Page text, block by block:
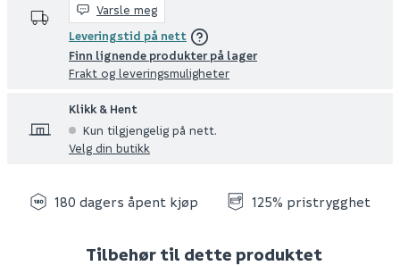
Varsle meg
Leveringstid på nett
Finn lignende produkter på lager
Frakt og leveringsmuligheter
Klikk & Hent
Kun tilgjengelig på nett.
Velg din butikk
180 dagers åpent kjøp 125% pristrygghet
Tilbehør til dette produktet